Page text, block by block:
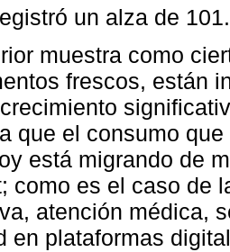
un alza de
muestra como
frescos, están
que el consumo
está migrando de
como es el caso de
atención médica,
en plataformas